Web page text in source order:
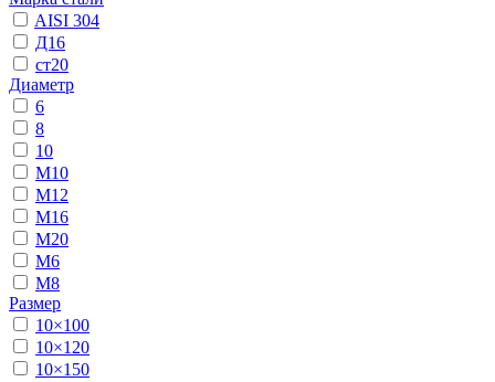
AISI 304
Д16
ст20
Диаметр
6
8
10
М10
М12
М16
М20
М6
М8
Размер
10×100
10×120
10×150